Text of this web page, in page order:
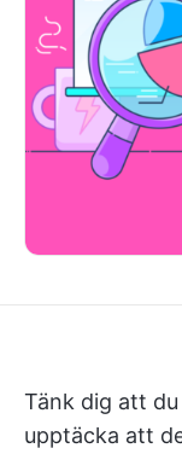
Tänk dig att
upptäcka att